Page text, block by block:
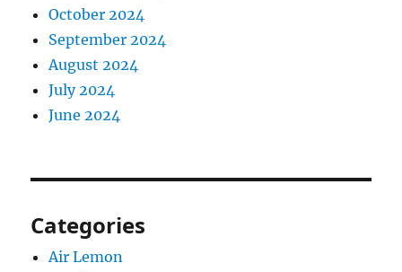
October 2024
September 2024
August 2024
July 2024
June 2024
Categories
Air Lemon